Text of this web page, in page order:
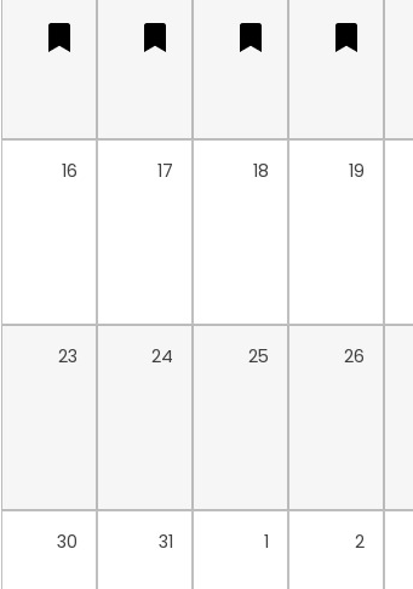
16 17 18 19
23 24 25 26
30 31 1 2